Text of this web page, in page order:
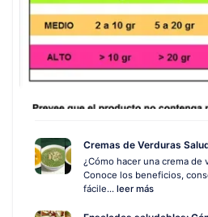
Cremas de Verduras
¿Cómo hacer una crema de
Conoce los beneficios,
fácile... leer más